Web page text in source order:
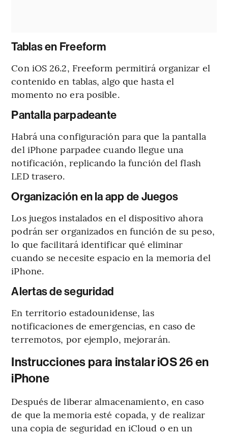
Tablas en Freeform
Con iOS 26.2, Freeform permitirá organizar el
contenido en tablas, algo que hasta el
momento no era posible.
Pantalla parpadeante
Habrá una configuración para que la pantalla
del iPhone parpadee cuando llegue una
notificación, replicando la función del flash
LED trasero.
Organización en la app de Juegos
Los juegos instalados en el dispositivo ahora
podrán ser organizados en función de su peso,
lo que facilitará identificar qué eliminar
cuando se necesite espacio en la memoria del
iPhone.
Alertas de seguridad
En territorio estadounidense, las
notificaciones de emergencias, en caso de
terremotos, por ejemplo, mejorarán.
Instrucciones para instalar iOS 26 en
iPhone
Después de liberar almacenamiento, en caso
de que la memoria esté copada, y de realizar
una copia de seguridad en iCloud o en un